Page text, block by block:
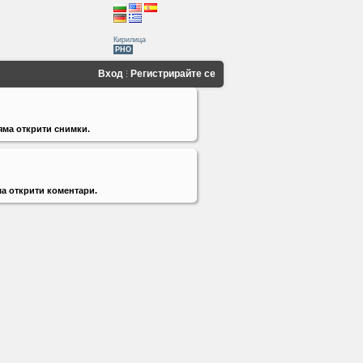
Кирилица
PHO
Вход Регистрирайте се
открити снимки.
открити коментари.